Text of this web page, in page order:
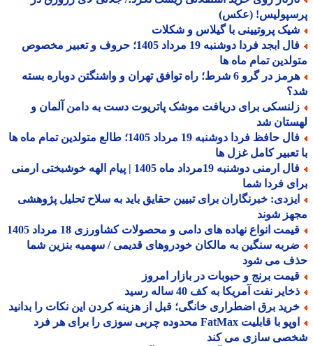
(عکس)
پروتیینی با گیلاس و شکلات
فال ابجد فردا دوشنبه 19 مرداد 1405؛ حروف و تعبیر مخصوص
تمام ماه ها
هرمز در گرو 6 شرط؛ راه توافق تهران و واشنگتن دوباره بسته
برای دریافت موشک پاتریوت دست به دامن آلمان و
شد
فال حافظ فردا دوشنبه 19 مرداد 1405؛ طالع متولدین تمام ماه ها
کامل غزل ها
فال ارمنی دوشنبه 19مرداد ماه 1405 | پیام الهه خوشبختی ارمنی
فردا شما
خبرنگاران برای تبیین حقایق باید به سلاح تحلیل پژوهشی
شوند
انواع نهاده های دامی و محصولات کشاورزی 18 مرداد 1405
سنگین به مالکان خودروهای قدیمی / سهمیه بنزین شما
می شود
برنج و حبوبات در بازار امروز
نفت آمریکا به کف 40 ساله رسید
برق اضطراری خانگی؛ قبل از هزینه کردن این نکات را بدانید
اوپو با قابلیت FatMax محدوده چربی سوزی را برای هر فرد
سازی می کند